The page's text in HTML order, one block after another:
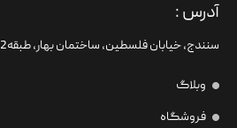
آدرس :
سنندج، خیابان فلسطین،‌ ساختمان بهار، طبقه2
وبلاگ
فروشگاه